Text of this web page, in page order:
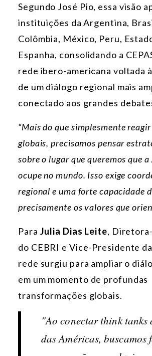
Segundo José Pio, essa visão
instituições da Argentina,
Colômbia, México, Peru,
Espanha, consolidando a
rede ibero-americana voltada
de um diálogo regional mais
conectado aos grandes
“Mais do que simplesmente
globais, precisamos pensar
sobre o lugar que queremos que
ocupe no mundo. Isso exige
regional e uma forte capacidade
precisamente os valores que
Para Julia Dias Leite,
do CEBRI e Vice-Presidente da
rede surgiu para ampliar o
em um momento de profundas
transformações globais.
"Ao conectarthink tanks
das Américas, buscamos